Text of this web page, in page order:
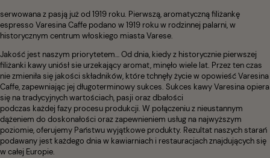
serwowana z pasją już od 1919 roku. Pierwszą, aromatyczną filiżankę
espresso Varesina Caffe podano w 1919 roku w rodzinnej palarni, w
historycznym centrum włoskiego miasta Varese.
Jakość jest naszym priorytetem… Od dnia, kiedy z historycznie pierwszej
filiżanki kawy uniósł sie urzekający aromat, minęło wiele lat. Przez ten czas
nie zmieniła się jakości składników, które tchnęły życie w opowieść Varesina
Caffe, zapewniając jej długoterminowy sukces. Sukces kawy Varesina opiera
się na tradycyjnych wartościach, pasji oraz dbałości
podczas każdej fazy procesu produkcji. W połączeniu z nieustannym
dążeniem do doskonałości oraz zapewnieniem usług na najwyższym
poziomie, oferujemy Państwu wyjątkowe produkty. Rezultat naszych starań
podawany jest każdego dnia w kawiarniach i restauracjach znajdujących się
w całej Europie.